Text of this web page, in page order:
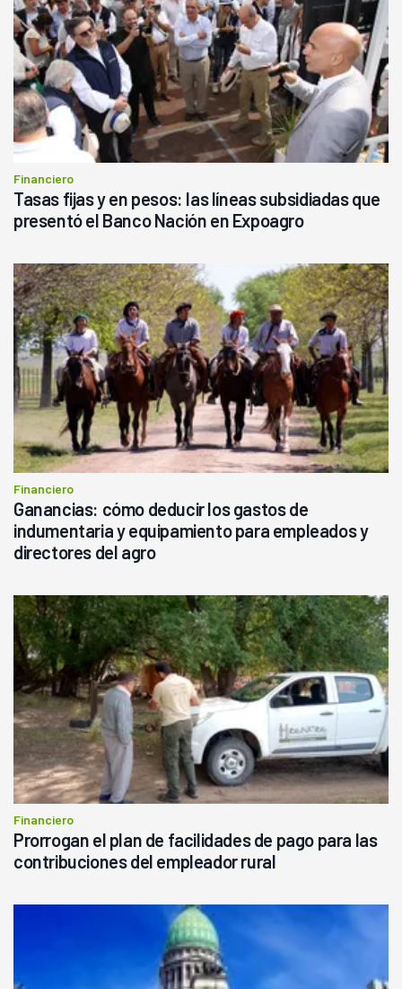
Financiero
Tasas fijas y en pesos: las líneas subsidiadas que
presentó el Banco Nación en Expoagro
Financiero
Ganancias: cómo deducir los gastos de
indumentaria y equipamiento para empleados y
directores del agro
Financiero
Prorrogan el plan de facilidades de pago para las
contribuciones del empleador rural